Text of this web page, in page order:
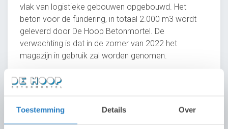
Toestemming Details Over
vlak van logistieke gebouwen opgebouwd. Het
beton voor de fundering, in totaal 2.000 m3 wordt
geleverd door De Hoop Betonmortel. De
verwachting is dat in de zomer van 2022 het
magazijn in gebruik zal worden genomen.
Project informatie
Opdrachtgever:
Cordeel B.V.
Realisatie:2022